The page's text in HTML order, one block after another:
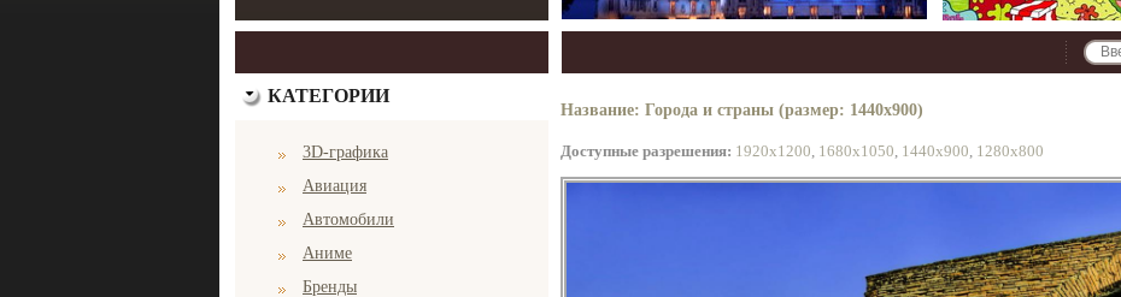
КАТЕГОРИИ
3D-графика
Авиация
Автомобили
Аниме
Бренды
Название: Города и страны (размер: 1440x900)
Доступные разрешения: 1920x1200, 1680x1050, 1440x900, 1280x800